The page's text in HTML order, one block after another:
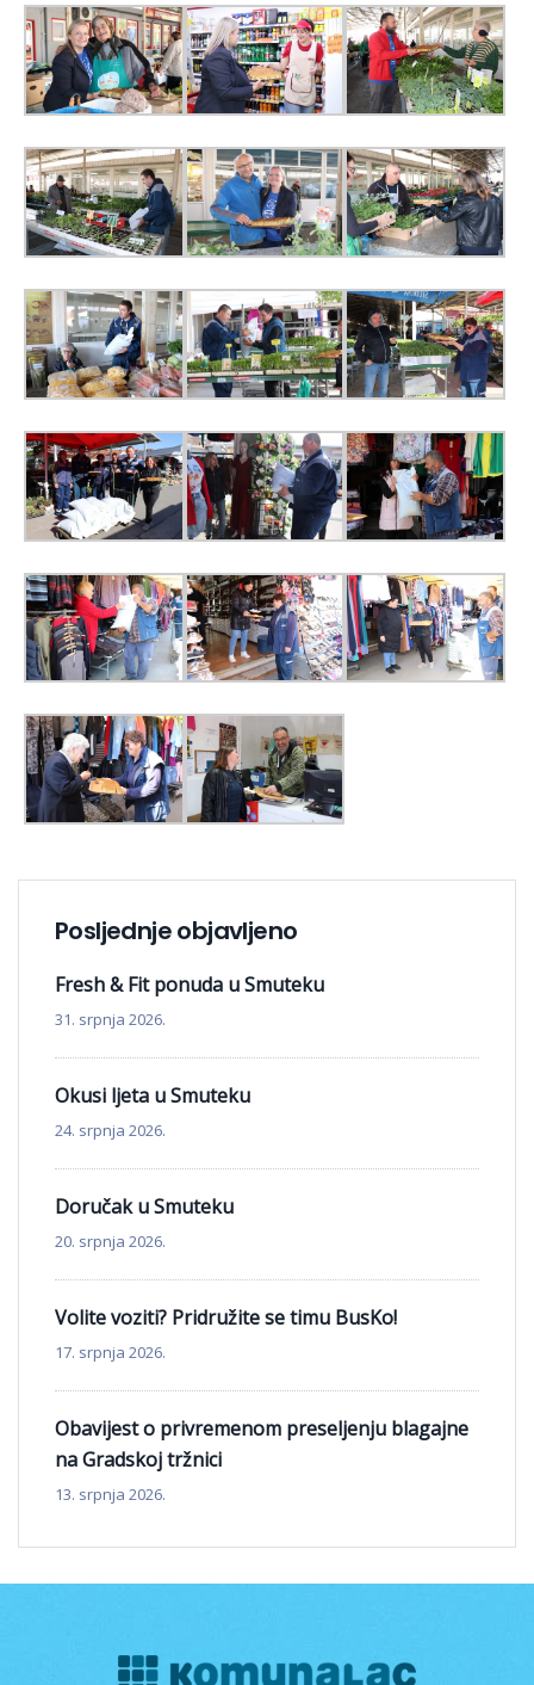
Posljednje objavljeno
Fresh & Fit ponuda u Smuteku
31. srpnja 2026.
Okusi ljeta u Smuteku
24. srpnja 2026.
Doručak u Smuteku
20. srpnja 2026.
Volite voziti? Pridružite se timu BusKo!
17. srpnja 2026.
Obavijest o privremenom preseljenju blagajne
na Gradskoj tržnici
13. srpnja 2026.